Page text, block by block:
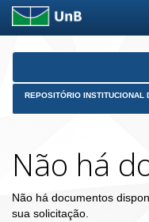
Skip
REPOSITÓRIO INSTITUCIONAL
Não há
Não há documentos
sua solicitação.